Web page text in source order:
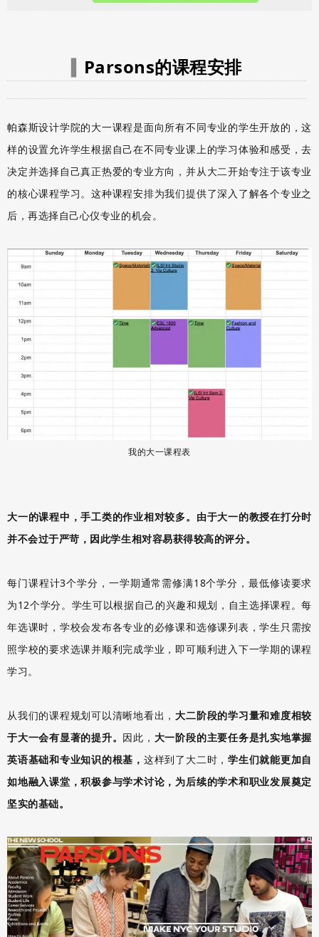
Parsons的课程安排
帕森斯设计学院的大一课程是面向所有不同专业的学生开放的，这
样的设置允许学生根据自己在不同专业课上的学习体验和感受，去
决定并选择自己真正热爱的专业方向，并从大二开始专注于该专业
的核心课程学习。这种课程安排为我们提供了深入了解各个专业之
后，再选择自己心仪专业的机会。
我的⼤⼀课程表
大一的课程中，手工类的作业相对较多。由于大一的教授在打分时
并不会过于严苛，因此学生相对容易获得较高的评分。
每门课程计3个学分，一学期通常需修满18个学分，最低修读要求
为12个学分。学生可以根据自己的兴趣和规划，自主选择课程。每
年选课时，学校会发布各专业的必修课和选修课列表，学生只需按
照学校的要求选课并顺利完成学业，即可顺利进入下一学期的课程
学习。
从我们的课程规划可以清晰地看出， 大二阶段的学习量和难度相较
于大一会有显著的提升。 因此， 大一阶段的主要任务是扎实地掌握
英语基础和专业知识的根基， 这样到了大二时，学生们就能更加自
如地融入课堂，积极参与学术讨论，为后续的学术和职业发展奠定
坚实的基础。